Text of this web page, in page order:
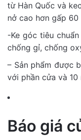
từ Hàn Quốc và
nở cao hơn gấp
-Ke góc tiêu
chống gỉ, chống
– Sản phẩm được
với phần cửa và
Báo giá